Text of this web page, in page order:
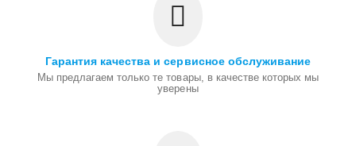
Гарантия качества и сервисное обслуживание
Мы предлагаем только те товары, в качестве которых мы
уверены